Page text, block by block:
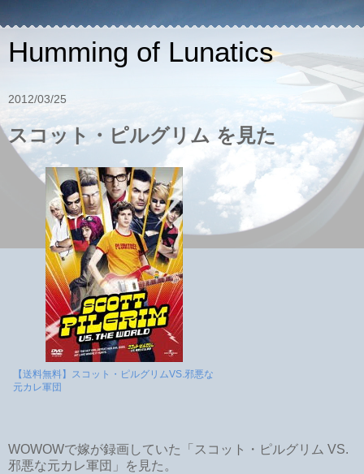
Humming of Lunatics
2012/03/25
スコット・ピルグリム を見た
【送料無料】スコット・ピルグリムVS.邪悪な
元カレ軍団
WOWOWで嫁が録画していた「スコット・ピルグリム VS.
邪悪な元カレ軍団」を見た。